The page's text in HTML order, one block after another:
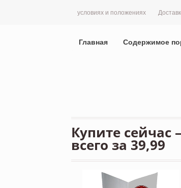
условиях и положениях
Главная Содержимое
Купите сейчас
всего за 39,99